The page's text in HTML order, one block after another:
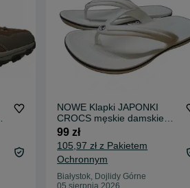
NOWE Klapki JAPONKI
CROCS męskie damskie
unisex na basen BIAŁE R
43/44
99 zł
105,97 zł z Pakietem
Ochronnym
Białystok, Dojlidy Górne